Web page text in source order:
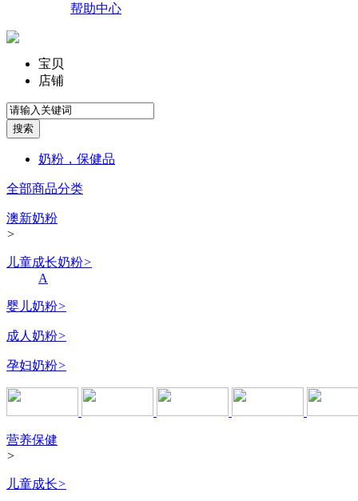
帮助中心
宝贝
店铺
奶粉，保健品
全部商品分类
澳新奶粉
>
儿童成长奶粉>
A
婴儿奶粉>
成人奶粉>
孕妇奶粉>
营养保健
>
儿童成长>